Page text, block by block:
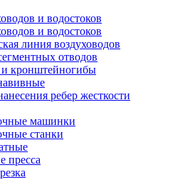
и водостоков
и водостоков
линия воздуховодов
отводов
кронштейногибы
ребер жесткости
машинки
станки
пресса